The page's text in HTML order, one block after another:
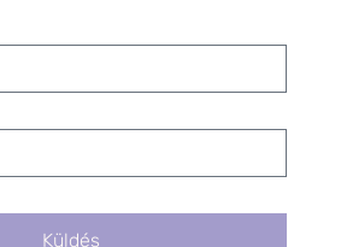
Citromfű, a családi nyugalom
Küldés